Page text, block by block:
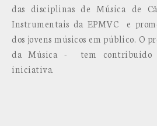
das disciplinas de Música de
Instrumentais da EPMVC e
dos jovens músicos em público. O
da Música - tem contribuido
iniciativa.